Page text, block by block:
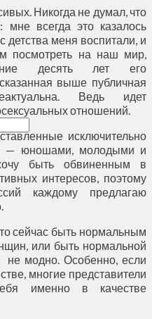
Никогда не думал, что
мне всегда это казалось
меня воспитали, и
посмотреть на наш мир,
десять лет его
выше публичная
Ведь идет
отношений.
исключительно
— юношами, молодыми и
быть обвиненным в
интересов, поэтому
каждому предлагаю
сейчас быть нормальным
или быть нормальной
модно. Особенно, если
многие представители
именно в качестве